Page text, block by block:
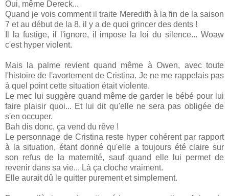
Oui, même Dereck...
Quand je vois comment il traite Meredith à la fin de la saison
7 et au début de la 8, il y a de quoi grincer des dents !
Il la fustige, il l'ignore, il impose la loi du silence... Woaw
c'est hyper violent.
Mais la palme revient quand même à Owen, avec toute
l'histoire de l'avortement de Cristina. Je ne me rappelais pas
à quel point cette situation était violente.
Le mec lui suggère quand même de garder le bébé pour lui
faire plaisir quoi... Et lui dit qu'elle ne sera pas obligée de
s'en occuper.
Bah dis donc, ça vend du rêve !
Le personnage de Cristina reste hyper cohérent par rapport
à la situation, étant donné qu'elle a toujours été claire sur
son refus de la maternité, sauf quand elle lui permet de
revenir dans sa vie... Là ça cloche vraiment.
Elle aurait dû le quitter purement et simplement.